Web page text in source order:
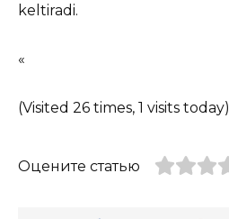
keltiradi.
«
(Visited 26 times, 1 visits today)
Оцените статью